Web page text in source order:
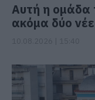
Αυτή η ομάδα
ακόμα δύο